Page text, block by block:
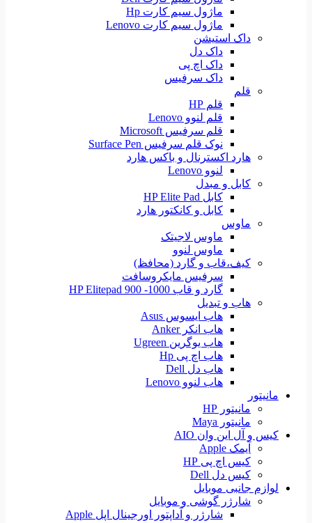
ماژول سیم کارت Hp
ماژول سیم کارت Lenovo
داک استیشن
داک دل
داک اچ پی
داک سرفیس
قلم
قلم HP
قلم لنوو Lenovo
قلم سرفیس Microsoft
نوک قلم سرفیس Surface Pen
هارد اکسترنال و باکس هارد
لنوو Lenovo
کابل و مبدل
کابل HP Elite Pad
کابل و کانکتور هارد
ماوس
ماوس لاجیتک
ماوس لنوو
کیف،قاب و گارد (محافظ)
سرفیس مایکروسافت
گارد و قاب HP Elitepad 900 -1000
هاب و تبدیل
هاب ایسوس Asus
هاب انکر Anker
هاب یوگرین Ugreen
هاب اچ پی Hp
هاب دل Dell
هاب لنوو Lenovo
مانیتور
مانیتور HP
مانیتور Maya
کیس و آل این وان AIO
آیمک Apple
کیس اچ پی HP
کیس دل Dell
لوازم جانبی موبایل
شارژر گوشی و موبایل
شارژر و آداپتور اورجینال اپل Apple